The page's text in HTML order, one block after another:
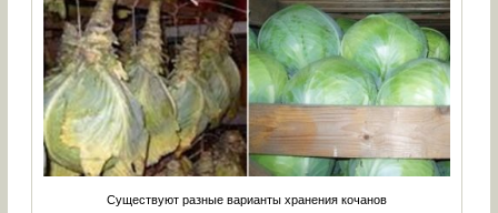
Существуют разные варианты хранения кочанов